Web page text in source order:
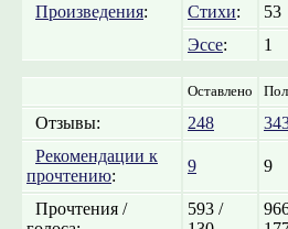
Произведения:
Стихи:
53
Эссе: 1
Оставлено
Отзывы: 248
Рекомендации к
прочтению:
9 9
Прочтения /
593 /